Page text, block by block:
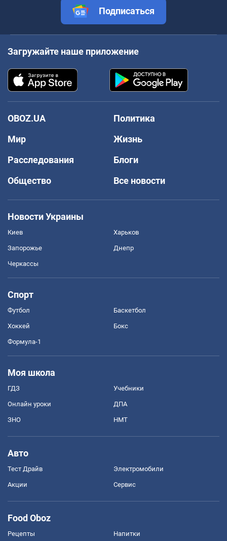
Подписаться
Загружайте наше приложение
OBOZ.UA
Политика
Мир
Жизнь
Расследования
Блоги
Общество
Все новости
Новости Украины
Киев Харьков
Запорожье Днепр
Черкассы
Спорт
Футбол Баскетбол
Хоккей Бокс
Формула-1
Моя школа
ГДЗ Учебники
Онлайн уроки ДПА
ЗНО НМТ
Авто
Тест Драйв Электромобили
Акции Сервис
Food Oboz
Рецепты Напитки